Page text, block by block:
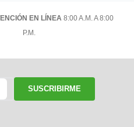
EN LÍNEA 8:00 A.M. A 8:00
P.M.
SUSCRIBIRME